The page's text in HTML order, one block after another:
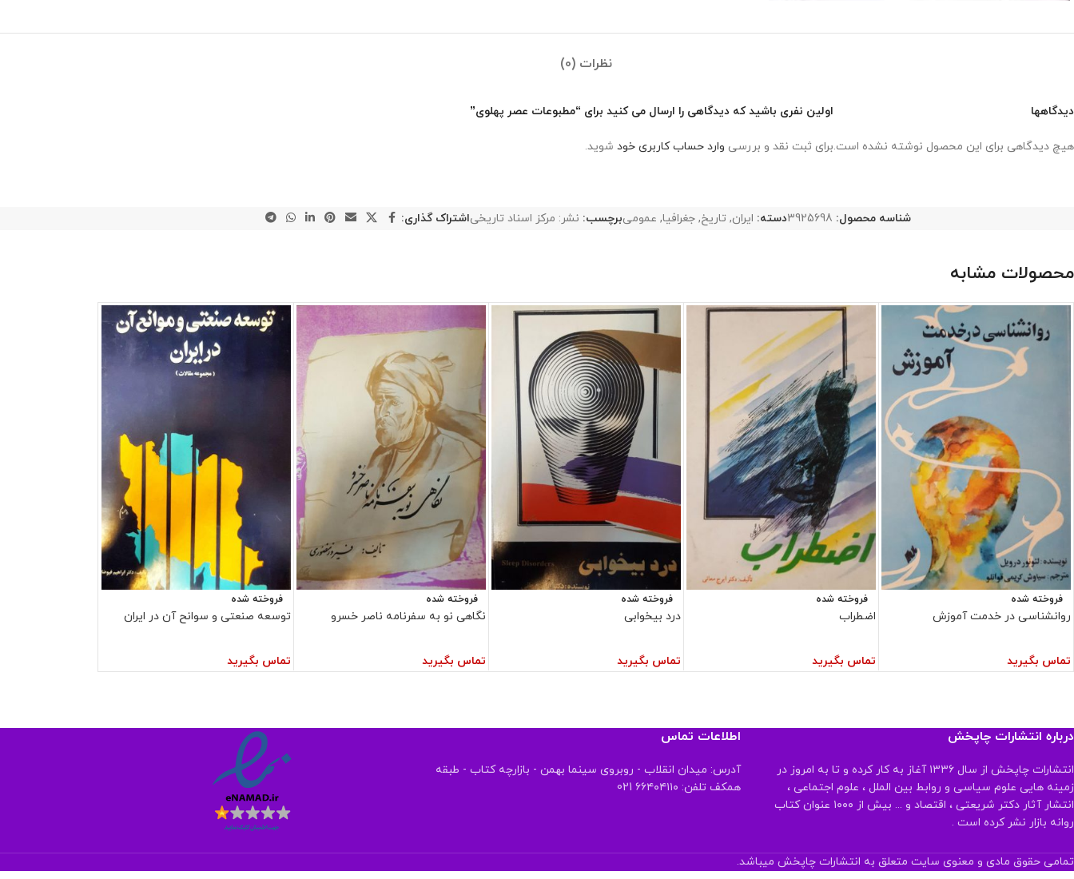
نظرات (0)
دیدگاهها
هیچ دیدگاهی برای این محصول نوشته نشده است.
اولین نفری باشید که دیدگاهی را ارسال می کنید برای “مطبوعات عصر پهلوی”
برای ثبت نقد و بررسی وارد حساب کاربری خود شوید.
شناسه محصول: 3925698دسته: ایران, تاریخ, جغرافیا, عمومیبرچسب: نشر: مرکز اسناد تاریخیاشتراک گذاری:
محصولات مشابه
فروخته شده
روانشناسی در خدمت آموزش
تماس بگیرید
فروخته شده
اضطراب
تماس بگیرید
فروخته شده
درد بیخوابی
تماس بگیرید
فروخته شده
نگاهی نو به سفرنامه ناصر خسرو
تماس بگیرید
فروخته شده
توسعه صنعتی و سوانح آن در ایران
تماس بگیرید
درباره انتشارات چاپخش
انتشارات چاپخش از سال ۱۳۳۶ آغاز به کار کرده و تا به امروز در
زمینه هایی علوم سیاسی و روابط بین الملل ، علوم اجتماعی ،
انتشار آثار دکتر شریعتی ، اقتصاد و ... بیش از ۱۰۰۰ عنوان کتاب
روانه بازار نشر کرده است .
اطلاعات تماس
آدرس: میدان انقلاب - روبروی سینما بهمن - بازارچه کتاب - طبقه
همکف تلفن: ۶۶۴۰۴۱۱۰ 021
تمامی حقوق مادی و معنوی سایت متعلق به انتشارات چاپخش میباشد.